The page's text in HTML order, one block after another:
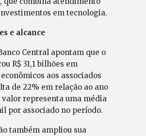
em tecnologia.
e alcance
Central apontam que o
R$ 31,1 bilhões em
aos associados
de 22% em relação ao ano
valor representa uma média
por associado no período.
também ampliou sua